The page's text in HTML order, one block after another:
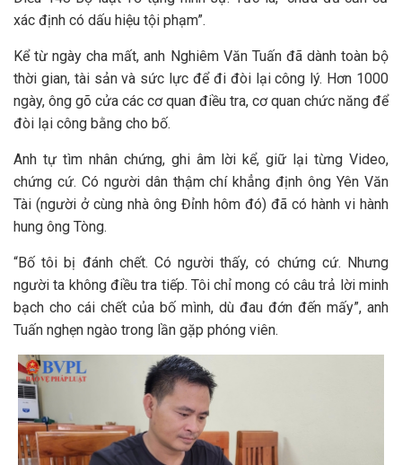
xác định có dấu hiệu tội phạm”.
Kể từ ngày cha mất, anh Nghiêm Văn Tuấn đã dành toàn bộ
thời gian, tài sản và sức lực để đi đòi lại công lý. Hơn 1000
ngày, ông gõ cửa các cơ quan điều tra, cơ quan chức năng để
đòi lại công bằng cho bố.
Anh tự tìm nhân chứng, ghi âm lời kể, giữ lại từng Video,
chứng cứ. Có người dân thậm chí khẳng định ông Yên Văn
Tài (người ở cùng nhà ông Đỉnh hôm đó) đã có hành vi hành
hung ông Tòng.
“Bố tôi bị đánh chết. Có người thấy, có chứng cứ. Nhưng
người ta không điều tra tiếp. Tôi chỉ mong có câu trả lời minh
bạch cho cái chết của bố mình, dù đau đớn đến mấy”, anh
Tuấn nghẹn ngào trong lần gặp phóng viên.